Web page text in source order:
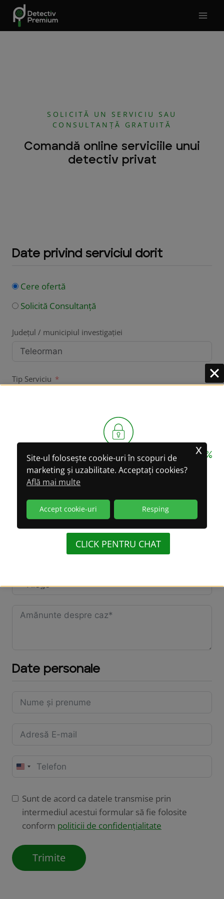
Site-ul folosește cookie-uri în scopuri de
marketing și uzabilitate. Acceptați cookies?
Află mai multe
Accept cookie-uri Resping
x
Skip
content
SOLICITĂ UN SERVICIU SAU
CONSULTANȚĂ GRATUITĂ
Comandă online serviciile unui
detectiv privat
Date privind serviciul dorit
Cere ofertă
Solicită Consultanță
Județul / municipiul investigației
Tip Serviciu
Persoana supravegheată are mașină?
Locuiești cu persoana supravegheată?
Date personale
U
t
e
Sunt de acord ca datele transmise prin
intermediul acestui formular să fie folosite
conform politicii de confidențialitate
Trimite
CONFIDENȚIALITATE GARANTATĂ 100%
LA CONVERSAȚIILE
(WhatsApp oferă criptare integrală a datelor)
CLICK PENTRU CHAT